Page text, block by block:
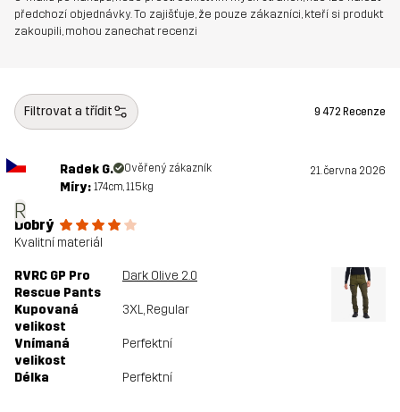
předchozí objednávky. To zajišťuje, že pouze zákazníci, kteří si produkt
zakoupili, mohou zanechat recenzi
Filtrovat a třídit 9 472 Recenze
R
Radek G. Ověřený zákazník 21. června 2026
Míry: 174cm, 115kg
Dobrý
Kvalitní materiál
RVRC GP Pro
Rescue Pants
Dark Olive 2.0
Kupovaná
velikost
3XL, Regular
Vnímaná
velikost
Perfektní
Délka Perfektní